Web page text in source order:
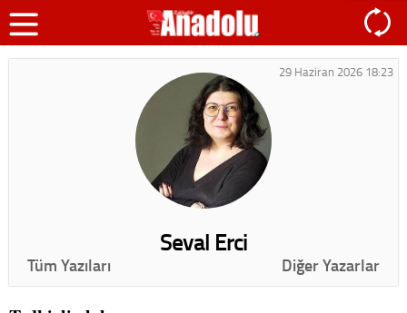
29 Haziran 2026 18:23
Seval Erci
Tüm Yazıları Diğer Yazarlar